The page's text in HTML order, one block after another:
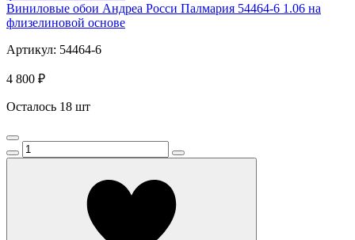
Виниловые обои Андреа Росси Палмария 54464-6 1.06 на
флизелиновой основе
Артикул: 54464-6
4 800 ₽
Осталось 18 шт